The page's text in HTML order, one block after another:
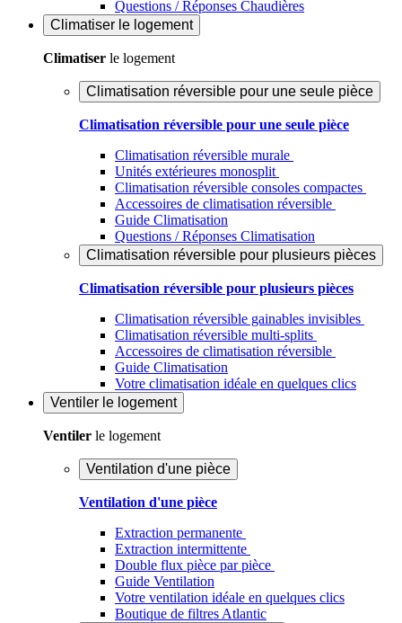
Questions / Réponses Chaudières
Climatiser le logement
Climatiser le logement
Climatisation réversible pour une seule pièce
Climatisation réversible pour une seule pièce
Climatisation réversible murale
Unités extérieures monosplit
Climatisation réversible consoles compactes
Accessoires de climatisation réversible
Guide Climatisation
Questions / Réponses Climatisation
Climatisation réversible pour plusieurs pièces
Climatisation réversible pour plusieurs pièces
Climatisation réversible gainables invisibles
Climatisation réversible multi-splits
Accessoires de climatisation réversible
Guide Climatisation
Votre climatisation idéale en quelques clics
Ventiler le logement
Ventiler le logement
Ventilation d'une pièce
Ventilation d'une pièce
Extraction permanente
Extraction intermittente
Double flux pièce par pièce
Guide Ventilation
Votre ventilation idéale en quelques clics
Boutique de filtres Atlantic